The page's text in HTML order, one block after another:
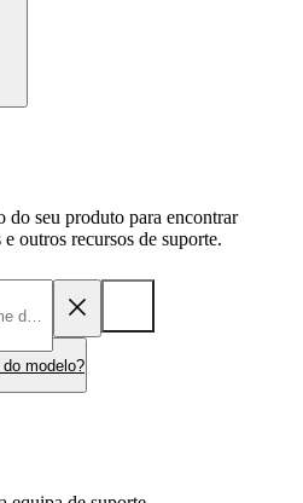
seu produto para encontrar
outros recursos de suporte.
modelo?